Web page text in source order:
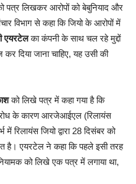
पत्र लिखकर आरोपों को बेबुनियाद और
विभाग से कहा कि जियो के आरोपों में
एयरटेलका कंपनी के साथ चल रहे मुद्दों
दिया जाना चाहिए, यह उसी की
को लिखे पत्र में कहा गया है कि
के कारण आरजेआईएल (रिलायंस
रिलायंस जियो द्वारा 28 दिसंबर को
है। एयरटेल ने कहा कि पहले इसी तरह
को लिखे एक पत्र में लगाया था,